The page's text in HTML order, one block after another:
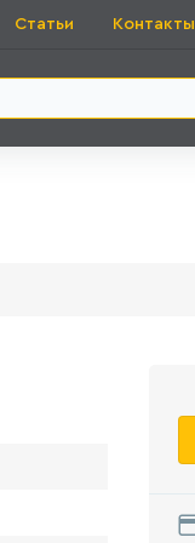
Статьи Контакты